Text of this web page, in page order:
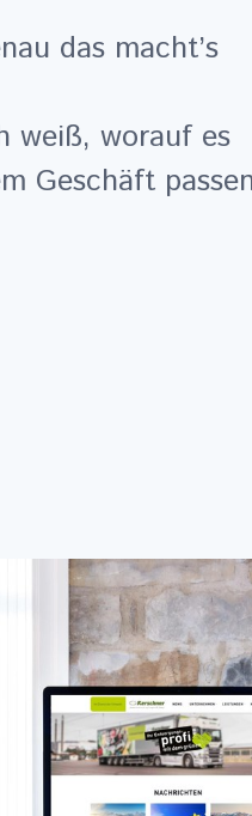
das macht’s
weiß, worauf es
Geschäft